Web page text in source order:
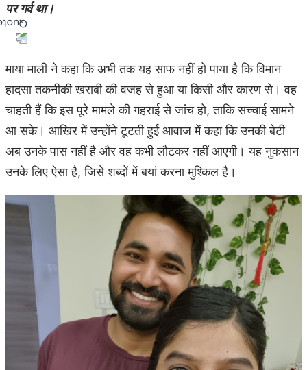
पर गर्व था।
माया माली ने कहा कि अभी तक यह साफ नहीं हो पाया है कि विमान
हादसा तकनीकी खराबी की वजह से हुआ या किसी और कारण से। वह
चाहती हैं कि इस पूरे मामले की गहराई से जांच हो, ताकि सच्चाई सामने
आ सके। आखिर में उन्होंने टूटती हुई आवाज में कहा कि उनकी बेटी
अब उनके पास नहीं है और वह कभी लौटकर नहीं आएगी। यह नुकसान
उनके लिए ऐसा है, जिसे शब्दों में बयां करना मुश्किल है।